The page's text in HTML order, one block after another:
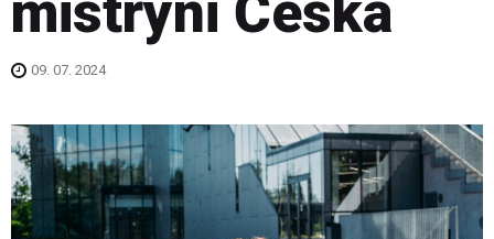
09. 07. 2024